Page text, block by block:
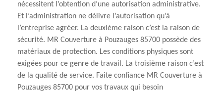
nécessitent l’obtention d’une autorisation administrative.
Et l’administration ne délivre l’autorisation qu’à
l’entreprise agréer. La deuxième raison c’est la raison de
sécurité. MR Couverture à Pouzauges 85700 possède des
matériaux de protection. Les conditions physiques sont
exigées pour ce genre de travail. La troisième raison c’est
de la qualité de service. Faite confiance MR Couverture à
Pouzauges 85700 pour vos travaux qui besoin